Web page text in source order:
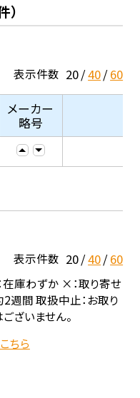
表示件数 20 40 60
メーカー
略号
表示件数 20 40 60
庫わずか ×：取り寄せ
週間 取扱中止：お取り
ざいません。
ちら